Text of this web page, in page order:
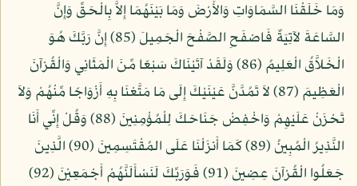
وَمَا خَلَقْنَا السَّمَاوَاتِ وَالأَرْضَ وَمَا بَيْنَهُمَا إِلاَّ بِالْحَقِّ وَإِنَّ
السَّاعَةَ لآتِيَةٌ فَاصْفَحِ الصَّفْحَ الْجَمِيلَ (85) إِنَّ رَبَّكَ هُوَ
الْخَلاَّقُ الْعَلِيمُ (86) وَلَقَدْ آتَيْنَاكَ سَبْعًا مِّنَ الْمَثَانِي وَالْقُرْآنَ
الْعَظِيمَ (87) لاَ تَمُدَّنَّ عَيْنَيْكَ إِلَى مَا مَتَّعْنَا بِهِ أَزْوَاجًا مِّنْهُمْ وَلاَ
تَحْزَنْ عَلَيْهِمْ وَاخْفِضْ جَنَاحَكَ لِلْمُؤْمِنِينَ (88) وَقُلْ إِنِّي أَنَا
النَّذِيرُ الْمُبِينُ (89) كَمَا أَنزَلْنَا عَلَى المُقْتَسِمِينَ (90) الَّذِينَ
جَعَلُوا الْقُرْآنَ عِضِينَ (91) فَوَرَبِّكَ لَنَسْأَلَنَّهُمْ أَجْمَعِيْنَ (92)